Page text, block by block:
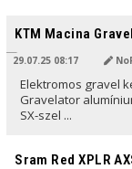
KTM Macina
29.07.25 08:17
Elektromos gravel
Gravelator
SX-szel ...
Sram Red XPLR